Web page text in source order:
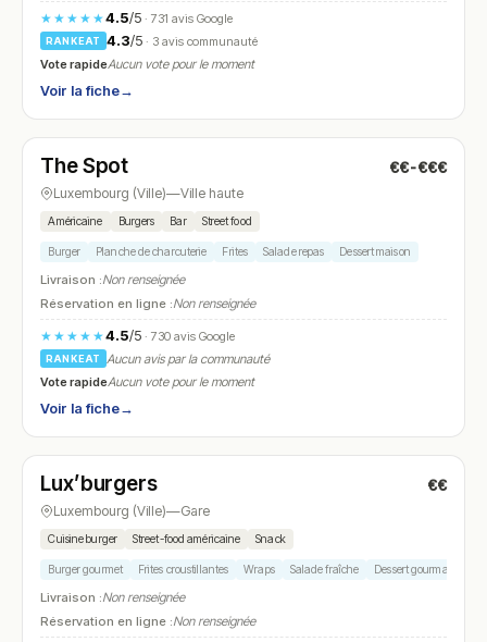
★★★★★4.5/5· 731 avis Google
RANKEAT 4.3/5 · 3 avis communauté
Vote rapideAucun vote pour le moment
Voir la fiche→
N° 20
The Spot €€-€€€
Luxembourg (Ville)—Ville haute
Américaine Burgers Bar Street food
Burger Planche de charcuterie Frites Salade repas Dessert maison
Livraison :Non renseignée
Réservation en ligne :Non renseignée
★★★★★4.5/5· 730 avis Google
RANKEAT
Aucun avis par la communauté
Vote rapideAucun vote pour le moment
Voir la fiche→
N° 21
Lux’burgers €€
Luxembourg (Ville)—Gare
Cuisine burger Street-food américaine Snack
Burger gourmet Frites croustillantes Wraps Salade fraîche Dessert gourmand
Livraison :Non renseignée
Réservation en ligne :Non renseignée